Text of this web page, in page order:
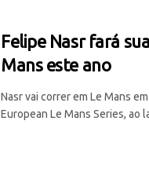
Felipe Nasr fará
Mans este ano
Nasr vai correr em Le Mans
European Le Mans Series, ao